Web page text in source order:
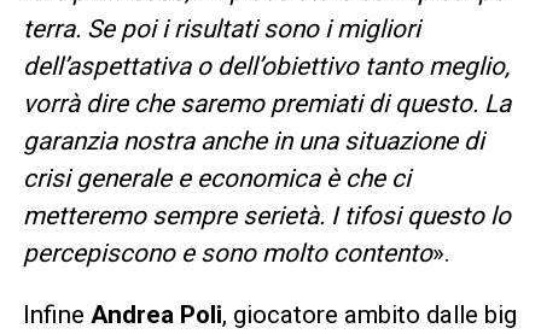
terra. Se poi i risultati sono i migliori
dell’aspettativa o dell’obiettivo tanto meglio,
vorrà dire che saremo premiati di questo. La
garanzia nostra anche in una situazione di
crisi generale e economica è che ci
metteremo sempre serietà. I tifosi questo lo
percepiscono e sono molto contento».
Infine Andrea Poli, giocatore ambito dalle big